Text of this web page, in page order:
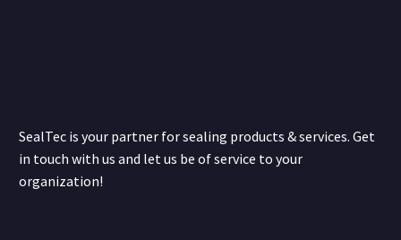
SealTec is your partner for sealing products & services. Get
in touch with us and let us be of service to your
organization!